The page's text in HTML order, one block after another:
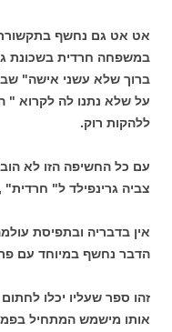
אט אט גם נחשף בתקשורת
במשפחה חרדית בשכונת
ברוך שלא עשני אישה"
על שלא נתנו לה לקרוא "
ללהקות רוק.
עם כל החשיפה הזו לא
צביה גרינפילד ל"
אין בדבריה ובתפיסת
הדבר נחשף במיוחד עם
זהו ספר שעליו יכלו לחתום
אותו מישמש המתחיל